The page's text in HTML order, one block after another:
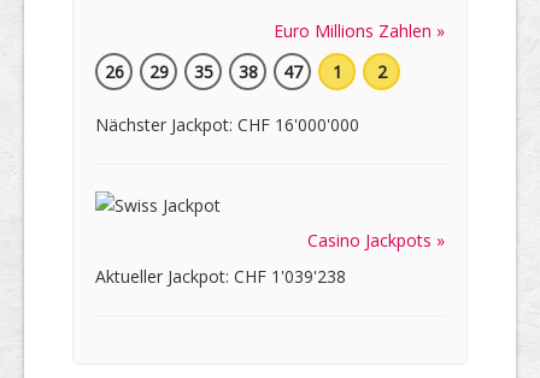
Euro Millions Zahlen »
26
29 35 38 47 1 2
Nächster Jackpot: CHF 16'000'000
Casino Jackpots »
Aktueller Jackpot: CHF 1'039'238